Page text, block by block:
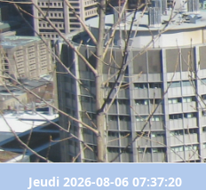
Jeudi 2026-08-06 07:37:20